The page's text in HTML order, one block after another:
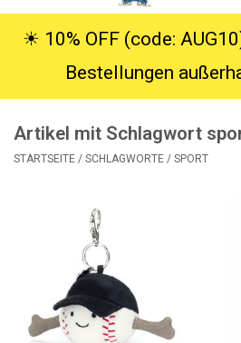
Kuscheltiere
SALE
Lookbooks
Marken
☀︎ 10% OFF (code:
Bestellungen
Artikel mit Schlagwort
STARTSEITE / SCHLAGWORTE / SPORT